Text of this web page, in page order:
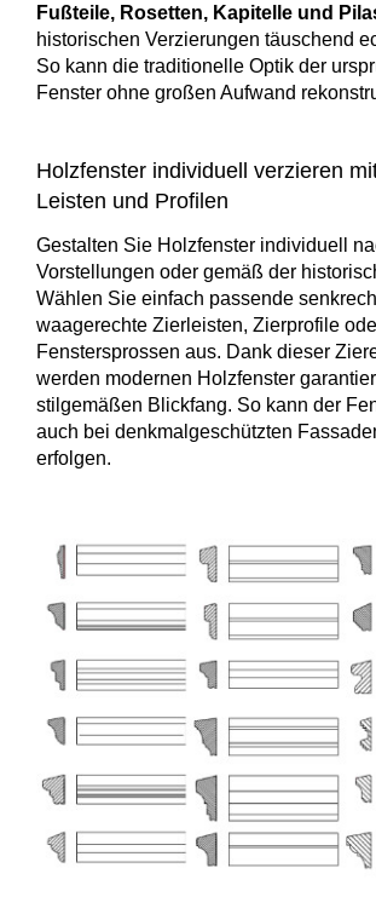
Fußteile, Rosetten, Kapitelle und
historischen Verzierungen täuschend
So kann die traditionelle Optik der
Fenster ohne großen Aufwand
Holzfenster individuell verzieren
Leisten und Profilen
Gestalten Sie Holzfenster individuell
Vorstellungen oder gemäß der
Wählen Sie einfach passende
waagerechte Zierleisten, Zierprofile
Fenstersprossen aus. Dank dieser
werden modernen Holzfenster
stilgemäßen Blickfang. So kann der
auch bei denkmalgeschützten
erfolgen.